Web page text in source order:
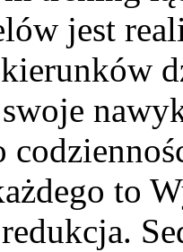
jest
to